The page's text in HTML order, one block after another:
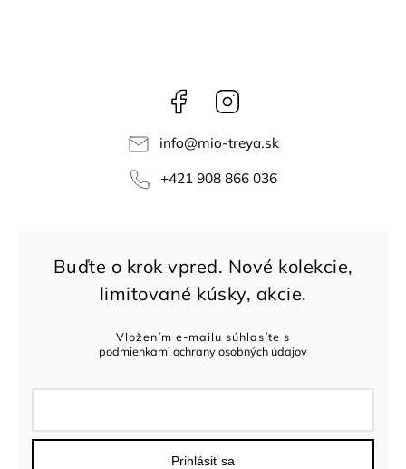
Facebook
info@mio-treya.sk
+421 908 866 036
Vložením e-mailu súhlasíte s
podmienkami ochrany osobných údajov
Prihlásiť sa